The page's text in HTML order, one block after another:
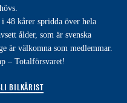
48 kårer spridda över hela
ålder, som är svenska
är välkomna som medlemmar.
– Totalförsvaret!
BILKÅRIST